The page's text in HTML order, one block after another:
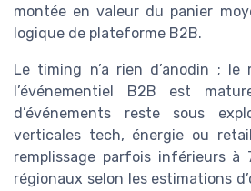
montée en valeur du panier
logique de plateforme B2B.
Le timing n’a rien d’anodin ; le
l’événementiel B2B est
d’événements reste sous
verticales tech, énergie ou
remplissage parfois inférieurs à
régionaux selon les estimations